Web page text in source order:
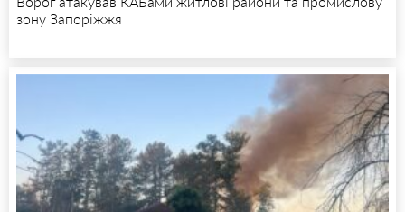
зону Запоріжжя